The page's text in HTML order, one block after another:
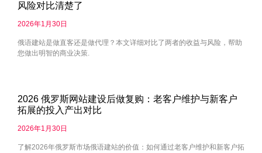
风险对比清楚了
2026年1月30日
俄语建站是做直客还是做代理？本文详细对比了两者的收益与风险，帮助
您做出明智的商业决策.
2026 俄罗斯网站建设后做复购：老客户维护与新客户
拓展的投入产出对比
2026年1月30日
了解2026年俄罗斯市场俄语建站的价值：如何通过老客户维护和新客户拓